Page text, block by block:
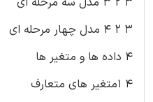
۳ ۲ ۴ مدل چهار مرحله ای
۴ داده ها و متغیر ها
۴ ۱متغیر های متعارف